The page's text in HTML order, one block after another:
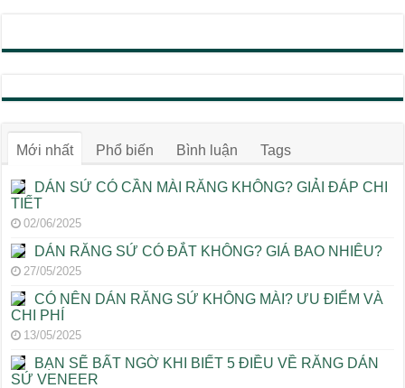
Mới nhất Phổ biến Bình luận Tags
DÁN SỨ CÓ CẦN MÀI RĂNG KHÔNG? GIẢI ĐÁP CHI
TIẾT
02/06/2025
DÁN RĂNG SỨ CÓ ĐẮT KHÔNG? GIÁ BAO NHIÊU?
27/05/2025
CÓ NÊN DÁN RĂNG SỨ KHÔNG MÀI? ƯU ĐIỂM VÀ
CHI PHÍ
13/05/2025
BẠN SẼ BẤT NGỜ KHI BIẾT 5 ĐIỀU VỀ RĂNG DÁN
SỨ VENEER